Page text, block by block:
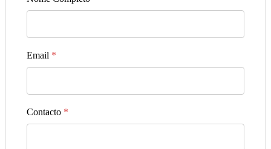
Email *
Contacto *